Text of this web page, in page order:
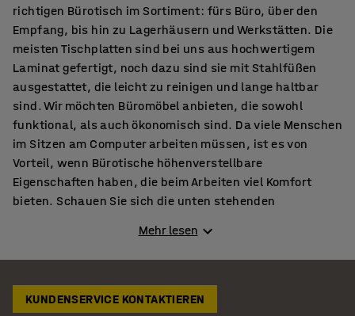
richtigen Bürotisch im Sortiment: fürs Büro, über den
Empfang, bis hin zu Lagerhäusern und Werkstätten. Die
meisten Tischplatten sind bei uns aus hochwertigem
Laminat gefertigt, noch dazu sind sie mit Stahlfüßen
ausgestattet, die leicht zu reinigen und lange haltbar
sind. Wir möchten Büromöbel anbieten, die sowohl
funktional, als auch ökonomisch sind. Da viele Menschen
im Sitzen am Computer arbeiten müssen, ist es von
Vorteil, wenn Bürotische höhenverstellbare
Eigenschaften haben, die beim Arbeiten viel Komfort
bieten. Schauen Sie sich die unten stehenden
Unsere Steh-Computerarbeitsplätze sind in den Längen
Mehr lesen
KUNDENSERVICE KONTAKTIEREN